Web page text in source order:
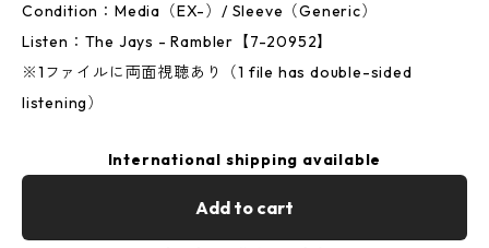
Condition：Media（EX-）/ Sleeve（Generic）
Listen：The Jays - Rambler【7-20952】
※1ファイルに両面視聴あり（1 file has double-sided
listening）
International shipping available
Add to cart